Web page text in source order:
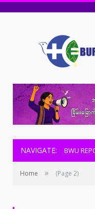
NAVIGATE: BWU
Home » (Page 2)